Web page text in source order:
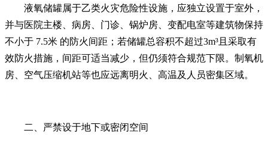
液氧储罐属于乙类火灾危险性设施，应独立设置于室外，
并与医院主楼、病房、门诊、锅炉房、变配电室等建筑物保持
不小于 7.5米 的防火间距；若储罐总容积不超过3m³且采取有
效防火措施，间距可适当减少，但仍须符合规范下限。制氧机
房、空气压缩机站等也应远离明火、高温及人员密集区域。
二、严禁设于地下或密闭空间